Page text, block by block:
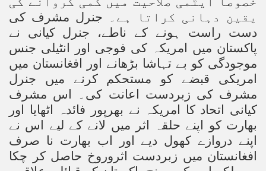
یقین دہانی کراتا ہے۔
جنرل مشرف کی
دست راست ہونے کے ناطے،
جنرل کیانی نے
پاکستان میں امریکہ کی فوجی اور انٹیلی جنس
موجودگی کو بے تہاشا بڑھانے اور افغانستان میں
امریکی قبضے کو مستحکم کرنے میں جنرل
مشرف کی زبردست اعانت کی۔
اس مشرف
کیانی اتحاد کا امریکہ نے بھرپور
فائدہ اٹھایا اور
بھارت کو اپنے حلقہ اثر میں لانے کے لیے اس نے
اپنے دروازے کھول دیے اور اب بھارت نا صرف
افغانستان میں زبردست اثروروخ حاصل کر
چکا